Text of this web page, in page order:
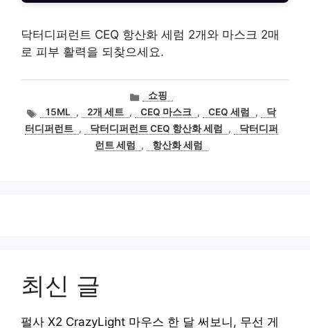
닥터디퍼런트 CEQ 항산화 세럼 2개와 마스크 2매
로 피부 활력을 되찾으세요.
카
테
고
리
쇼핑
태
그
15ML , 2개 세트 , CEQ 마스크 , CEQ 세럼 ,
닥
터디퍼런트 , 닥터디퍼런트 CEQ 항산화 세럼 ,
닥터디퍼
런트 세럼
, 항산화 세럼
최신 글
펄사 X2 CrazyLight 마우스 한 달 써보니, 무선 게